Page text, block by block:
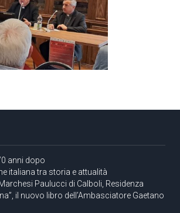
anni dopo
italiana tra storia e attualità
Paulucci di Calboli, Residenza
il nuovo libro dell’Ambasciatore Gaetano